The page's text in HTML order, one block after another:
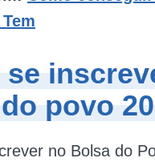
se
povo
no Bolsa do